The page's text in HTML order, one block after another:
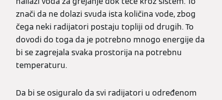
znači da ne dolazi svuda ista količina vode, zbog
čega neki radijatori postaju topliji od drugih. To
dovodi do toga da je potrebno mnogo energije da
bi se zagrejala svaka prostorija na potrebnu
temperaturu.
Da bi se osiguralo da svi radijatori u određenom